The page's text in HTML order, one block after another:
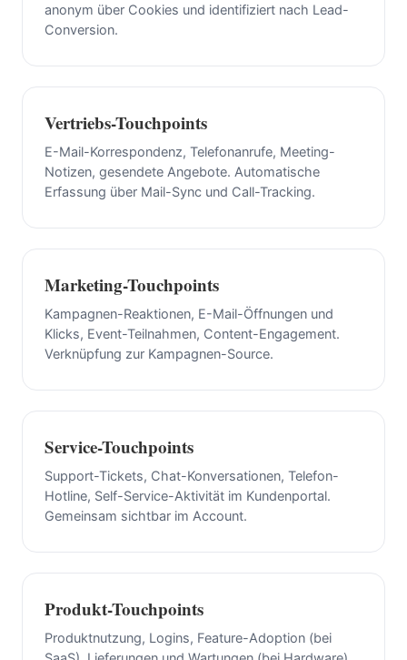
anonym über Cookies und identifiziert nach Lead-
Conversion.
Vertriebs-Touchpoints
E-Mail-Korrespondenz, Telefonanrufe, Meeting-
Notizen, gesendete Angebote. Automatische
Erfassung über Mail-Sync und Call-Tracking.
Marketing-Touchpoints
Kampagnen-Reaktionen, E-Mail-Öffnungen und
Klicks, Event-Teilnahmen, Content-Engagement.
Verknüpfung zur Kampagnen-Source.
Service-Touchpoints
Support-Tickets, Chat-Konversationen, Telefon-
Hotline, Self-Service-Aktivität im Kundenportal.
Gemeinsam sichtbar im Account.
Produkt-Touchpoints
Produktnutzung, Logins, Feature-Adoption (bei